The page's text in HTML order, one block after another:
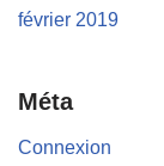
février 2019
Méta
Connexion